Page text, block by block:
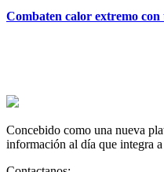
Combaten calor extremo con
Concebido como una nueva
información al día que integra